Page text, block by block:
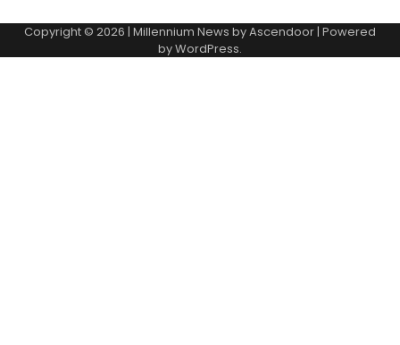
Copyright © 2026 | Millennium News byAscendoor | Powered
byWordPress.